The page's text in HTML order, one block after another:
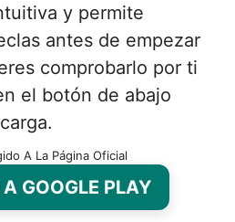
y permite
antes de empezar
comprobarlo por ti
el botón de abajo
A La Página Oficial
GOOGLE PLAY